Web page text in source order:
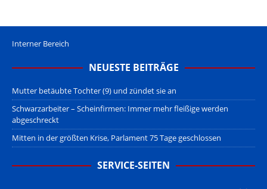
Interner Bereich
NEUESTE BEITRÄGE
Mutter betäubte Tochter (9) und zündet sie an
Schwarzarbeiter – Scheinfirmen: Immer mehr fleißige werden
abgeschreckt
Mitten in der größten Krise, Parlament 75 Tage geschlossen
SERVICE-SEITEN